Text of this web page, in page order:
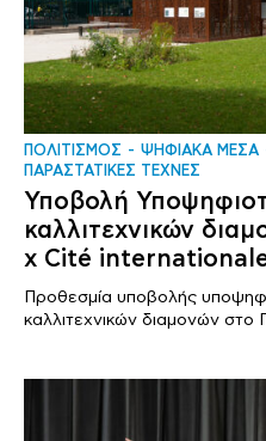
ΠΟΛΙΤΙΣΜΟΣ ΨΗΦΙΑΚΑ ΜΕΣΑ
ΠΑΡΑΣΤΑΤΙΚΕΣ ΤΕΧΝΕΣ
Υποβολή
καλλιτεχνικών
x Cité
Προθεσμία υποβολής
καλλιτεχνικών διαμονών στο